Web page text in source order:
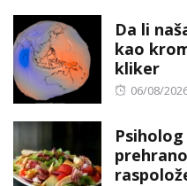
Da li
kao
kliker
Posted
06/08/